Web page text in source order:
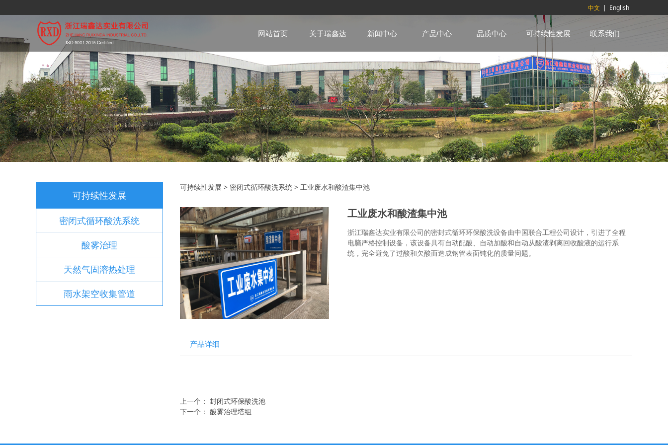
中文 | English
网站首页 关于瑞鑫达 新闻中心 产品中心 品质中心 可持续性发展 联系我们
可持续性发展
密闭式循环酸洗系统
酸雾治理
天然气固溶热处理
雨水架空收集管道
工业废水和酸渣集中池
可持续性发展 > 密闭式循环酸洗系统 > 工业废水和酸渣集中池
工业废水和酸渣集中池
浙江瑞鑫达实业有限公司的密封式循环环保酸洗设备由中国联合工程公司设计，引进了全程
电脑严格控制设备，该设备具有自动配酸、自动加酸和自动从酸渣剥离回收酸液的运行系
统，完全避免了过酸和欠酸而造成钢管表面钝化的质量问题。
产品详细
上一个： 封闭式环保酸洗池
下一个： 酸雾治理塔组